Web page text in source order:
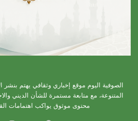
الصوفية اليوم موقع إخباري وثقافي يهتم بنشر
المتنوعة، مع متابعة مستمرة للشأن الديني
محتوى موثوق يواكب اهتمامات